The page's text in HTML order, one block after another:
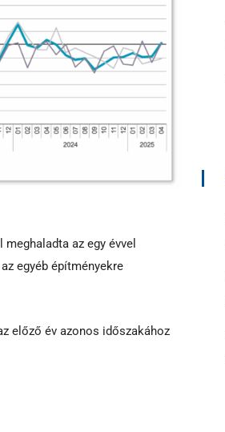
az egy évvel
egyéb építményekre
előző év azonos időszakához